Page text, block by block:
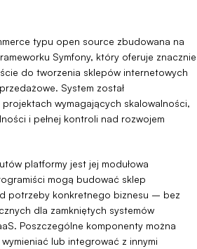
typu open source zbudowana na
Symfony, który oferuje znacznie
do tworzenia sklepów internetowych
System został
wymagających skalowalności,
i pełnej kontroli nad rozwojem
platformy jest jej modułowa
mogą budować sklep
potrzeby konkretnego biznesu – bez
dla zamkniętych systemów
Poszczególne komponenty można
lub integrować z innymi